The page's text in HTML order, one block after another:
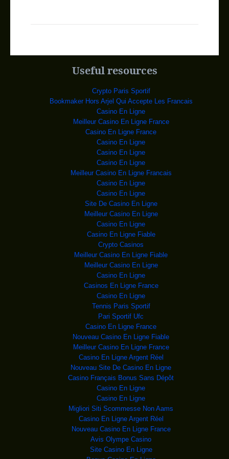
Pakistan : Asia Bibi
Asia Bibi, mère de cinq
Boko Haram attaque u
Deux personnes ont
été égorgées lundi dans une a
Un téléphone
ITALIE/MAFIA: MISE S
La justice italienne a
mis sous séquestre des
LIBYE: 40 MORTS DANS
Un combattant de la
milice Fajr Libya lors d
MALI: 15 JIHADISTES
Le nord du Mali est
tombé en mars-avril 20
Conakry capitale mon
Le marathon a débuté
dès la 7 ème édition, des 72
Moïse KATUMBI frappe
Le gouverneur du
Katanga, Moïse Katumbi Chapwe, a
RDC : L’université M
Le Centre technique de
coopération agricole et ru
Kinshasa : un collec
Un collectif de
revendeurs du marché de la Liberté
Le gouvernement sans
La Troïka stratégique
du gouvernement a jugé stabl
RDC : La BAD va fina
Un abattoir moderne
respectant les normes hygiéniq
Cinq joueurs du FC
RDC : Au delà des re
ADF : Qui est derriè
Plus d’une année après le
déclenchement de l’o
RDC :Député national
Député
national de l'UNC Mushi
CAMEROUN: UNE CENTAI
Des femmes
préparent le repas, le 13 novembr
RDC : Les fardc, où
L'armée congolaise
annonce avoir récupéré un
Useful resources
Crypto Paris Sportif
Bookmaker Hors Arjel Qui Accepte Les Francais
Casino En Ligne
Meilleur Casino En Ligne France
Casino En Ligne France
Casino En Ligne
Casino En Ligne
Casino En Ligne
Meilleur Casino En Ligne Francais
Casino En Ligne
Casino En Ligne
Site De Casino En Ligne
Meilleur Casino En Ligne
Casino En Ligne
Casino En Ligne Fiable
Crypto Casinos
Meilleur Casino En Ligne Fiable
Meilleur Casino En Ligne
Casino En Ligne
Casinos En Ligne France
Casino En Ligne
Tennis Paris Sportif
Pari Sportif Ufc
Casino En Ligne France
Nouveau Casino En Ligne Fiable
Meilleur Casino En Ligne France
Casino En Ligne Argent Réel
Nouveau Site De Casino En Ligne
Casino Français Bonus Sans Dépôt
Casino En Ligne
Casino En Ligne
Migliori Siti Scommesse Non Aams
Casino En Ligne Argent Réel
Nouveau Casino En Ligne France
Avis Olympe Casino
Site Casino En Ligne